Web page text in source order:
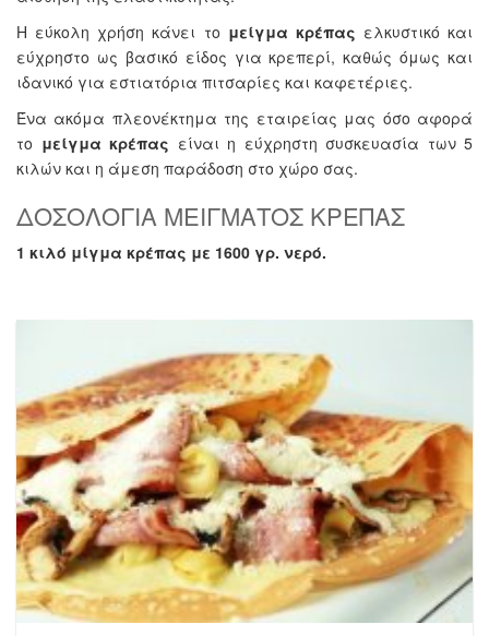
Η εύκολη χρήση κάνει το μείγμα κρέπας ελκυστικό και
εύχρηστο ως βασικό είδος για κρεπερί, καθώς όμως και
ιδανικό για εστιατόρια πιτσαρίες και καφετέριες.
Ένα ακόμα πλεονέκτημα της εταιρείας μας όσο αφορά
το μείγμα κρέπας είναι η εύχρηστη συσκευασία των 5
κιλών και η άμεση παράδοση στο χώρο σας.
ΔΟΣΟΛΟΓΙΑ ΜΕΙΓΜΑΤΟΣ ΚΡΕΠΑΣ
1 κιλό μίγμα κρέπας με 1600 γρ. νερό.